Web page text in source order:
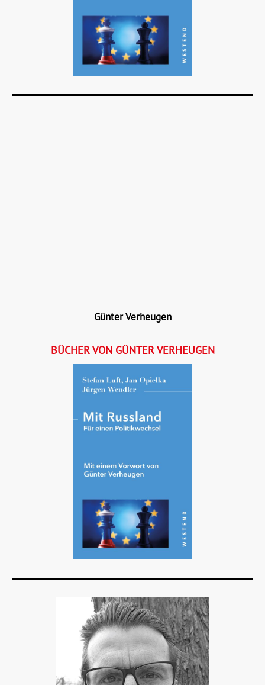
Günter Verheugen
BÜCHER VON GÜNTER VERHEUGEN
Details